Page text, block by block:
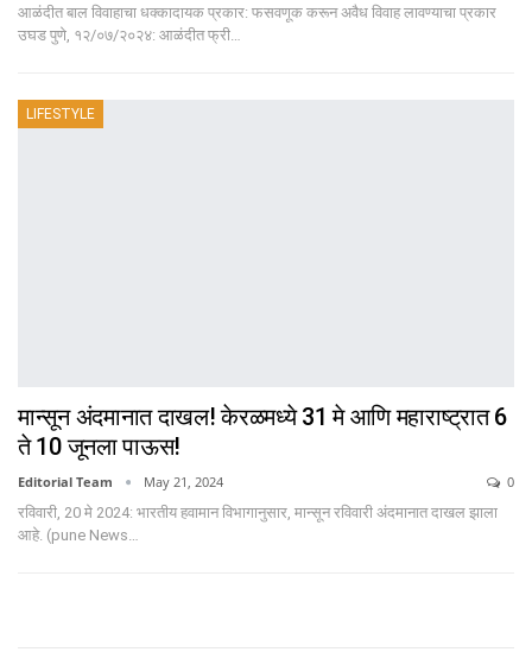
आळंदीत बाल विवाहाचा धक्कादायक प्रकार: फसवणूक करून अवैध विवाह लावण्याचा प्रकार
उघड पुणे, १२/०७/२०२४: आळंदीत फ्री…
LIFESTYLE
मान्सून अंदमानात दाखल! केरळमध्ये 31 मे आणि महाराष्ट्रात 6
ते 10 जूनला पाऊस!
Editorial Team May 21, 2024
0
रविवारी, 20 मे 2024: भारतीय हवामान विभागानुसार, मान्सून रविवारी अंदमानात दाखल झाला
आहे. (pune News…